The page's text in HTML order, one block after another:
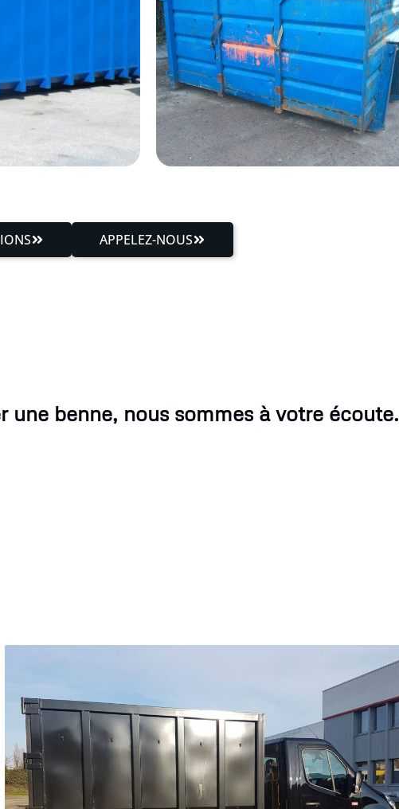
APPELEZ-NOUS
une benne, nous sommes à votre écoute.